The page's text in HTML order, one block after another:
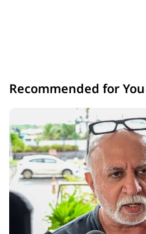
Recommended for You